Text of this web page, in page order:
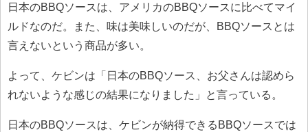
日本のBBQソースは、アメリカのBBQソースに比べてマイ
ルドなのだ。また、味は美味しいのだが、BBQソースとは
言えないという商品が多い。
よって、ケビンは「日本のBBQソース、お父さんは認めら
れないような感じの結果になりました」と言っている。
日本のBBQソースは、ケビンが納得できるBBQソースでは